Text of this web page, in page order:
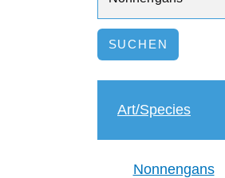
Art/Species
Nonnengans